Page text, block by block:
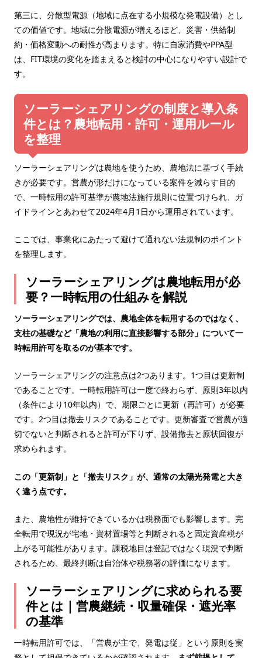
第三に、分散型電源（地域に点在する小規模な発電設備）とし
ての価値です。地域に分散電源が増えるほど、災害・供給制
約・価格変動への耐性が高まります。特に自家消費やPPA型
は、FIT環境の変化を踏まえると検討の中心になりやすい設計で
す。
ソーラーシェアリングの制度と導入条
件とは？農地転用・許可・運用ルール
を整理
ソーラーシェアリングは農地を使うため、農地法に基づく手続
きが必要です。営農が形だけになっている案件を減らす目的
で、一時転用の許可基準が農地法施行規則に位置づけられ、ガ
イドラインとあわせて2024年4月1日から運用されています。
ここでは、事業化にあたって避けて通れない法規制のポイント
を整理します。
ソーラーシェアリングは農地転用が必
要？一時転用の仕組みを解説
ソーラーシェアリングでは、農地全体を転用するのではなく、
支柱の基礎など「農地の利用に直接影響する部分」について一
時転用許可を取るのが基本です。
ソーラーシェアリングの注意点は2つあります。1つ目は更新制
であることです。一時転用許可は一度で終わらず、原則3年以内
（条件により10年以内）で、期限ごとに更新（再許可）が必要
です。2つ目は撤去リスクであることです。更新審査で営農が適
切でないと判断されると許可が下りず、設備撤去と原状回復が
求められます。
この「更新制」と「撤去リスク」が、通常の太陽光発電と大き
く違う点です。
また、農地性が維持できているかは税務面でも影響します。完
全転用で現況が宅地・資材置場等と判断されると固定資産税が
上がる可能性があります。課税地目は登記ではなく現況で判断
されるため、最終判断は自治体や税務署の評価になります。
ソーラーシェアリングに求められる要
件とは｜営農継続・収量確保・遮光率
の基準
一時転用許可では、「営農が主で、発電は従」という原則を実